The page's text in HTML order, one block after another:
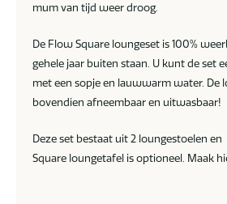
mum van tijd weer droog.
De Flow Square loungeset is 100%
gehele jaar buiten staan. U kunt de set
met een sopje en lauwwarm water. De
bovendien afneembaar en uitwasbaar!
Deze set bestaat uit 2 loungestoelen
Square loungetafel is optioneel. Maak